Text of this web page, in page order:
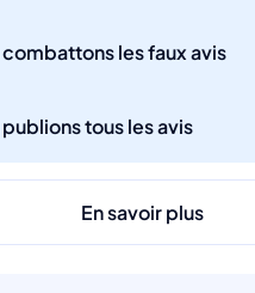
combattons les faux avis
publions tous les avis
En savoir plus